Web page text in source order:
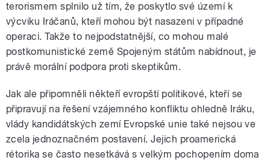
terorismem splnilo už tím, že poskytlo své území k
výcviku Iráčanů, kteří mohou být nasazeni v případné
operaci. Takže to nejpodstatnější, co mohou malé
postkomunistické země Spojeným státům nabídnout, je
právě morální podpora proti skeptikům.
Jak ale připomněli někteří evropští politikové, kteří se
připravují na řešení vzájemného konfliktu ohledně Iráku,
vlády kandidátských zemí Evropské unie také nejsou ve
zcela jednoznačném postavení. Jejich proamerická
rétorika se často nesetkává s velkým pochopením doma